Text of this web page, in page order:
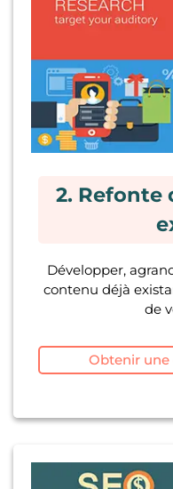
2. Refonte
Obtenir une
Développer,
contenu déjà
de